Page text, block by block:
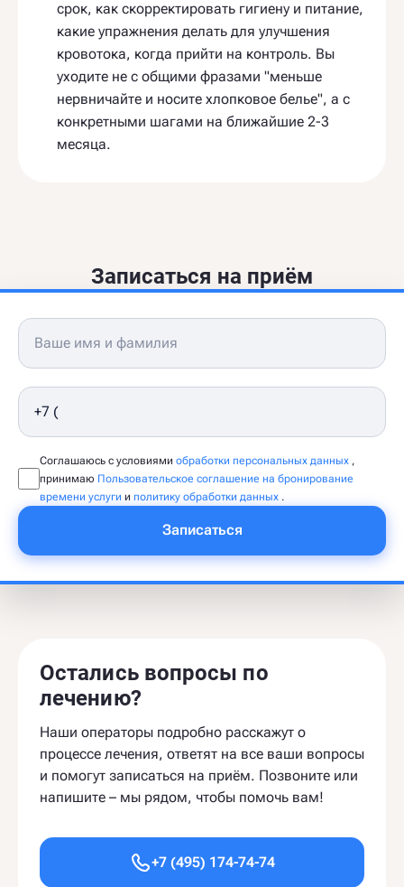
срок, как скорректировать гигиену и питание,
какие упражнения делать для улучшения
кровотока, когда прийти на контроль. Вы
уходите не с общими фразами "меньше
нервничайте и носите хлопковое белье", а с
конкретными шагами на ближайшие 2-3
месяца.
Записаться на приём
Соглашаюсь с условиями обработки персональных данных ,
принимаю Пользовательское соглашение на бронирование
времени услуги и политику обработки данных .
Записаться
Остались вопросы по
лечению?
Наши операторы подробно расскажут о
процессе лечения, ответят на все ваши вопросы
и помогут записаться на приём. Позвоните или
напишите – мы рядом, чтобы помочь вам!
+7 (495) 174-74-74